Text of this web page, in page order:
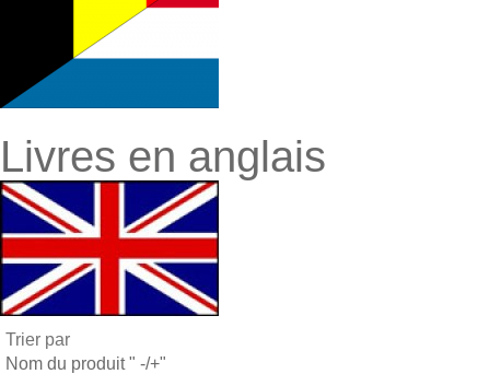
Livres en anglais
Trier par
Nom du produit " -/+"